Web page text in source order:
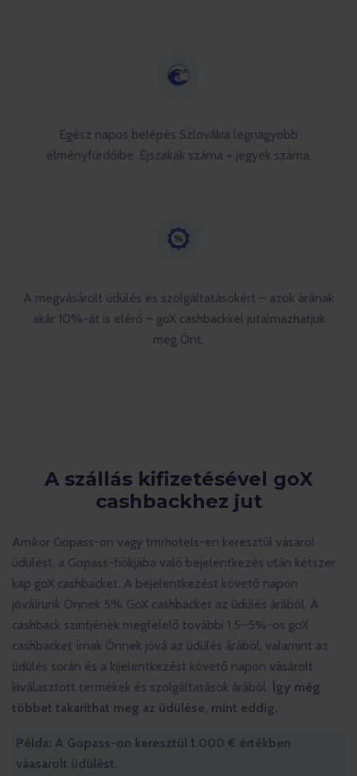
Egész napos belépés Szlovákia legnagyobb
élményfürdőibe. Éjszakák száma = jegyek száma.
A megvásárolt üdülés és szolgáltatásokért – azok árának
akár 10%-át is elérő – goX cashbackkel jutalmazhatjuk
meg Önt.
A szállás kifizetésével goX
cashbackhez jut
Amikor Gopass-on vagy tmrhotels-en keresztül vásárol
üdülést, a Gopass-fiókjába való bejelentkezés után kétszer
kap goX cashbacket. A bejelentkezést követő napon
jóváírunk Önnek 5% GoX cashbacket az üdülés árából. A
cashback szintjének megfelelő további 1,5–5%-os goX
cashbacket írnak Önnek jóvá az üdülés árából, valamint az
üdülés során és a kijelentkezést követő napon vásárolt
kiválasztott termékek és szolgáltatások árából. Így még
többet takaríthat meg az üdülése, mint eddig.
Példa: A Gopass-on keresztül 1.000 € értékben
váasárolt üdülést.